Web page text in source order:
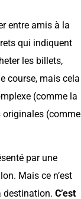
entre amis à la
qui indiquent
les billets,
course, mais cela
(comme la
originales (comme
par une
Mais ce n’est
destination. C’est